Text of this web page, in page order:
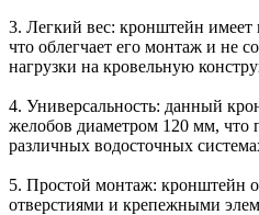
3. Легкий вес: кронштейн имеет
что облегчает его монтаж и не
нагрузки на кровельную
4. Универсальность: данный
желобов диаметром 120 мм, что
различных водосточных
5. Простой монтаж: кронштейн
отверстиями и крепежными